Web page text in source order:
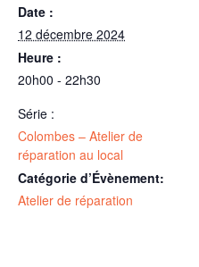
Date :
12 décembre 2024
Heure :
20h00 - 22h30
Série :
Colombes – Atelier de
réparation au local
Catégorie d’Évènement:
Atelier de réparation